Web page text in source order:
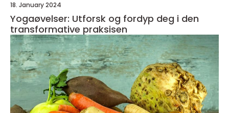
18. January 2024
Yogaøvelser: Utforsk og fordyp deg i den
transformative praksisen